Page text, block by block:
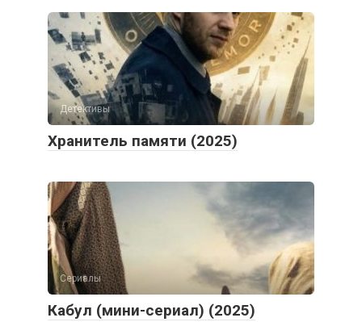
Детективы
Хранитель памяти (2025)
Сериалы
Кабул (мини-сериал) (2025)